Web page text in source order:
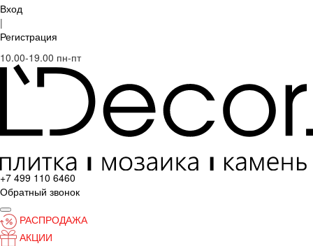
Вход
|
Регистрация
10.00-19.00 пн-пт
+7 499 110 6460
Обратный звонок
РАСПРОДАЖА
АКЦИИ